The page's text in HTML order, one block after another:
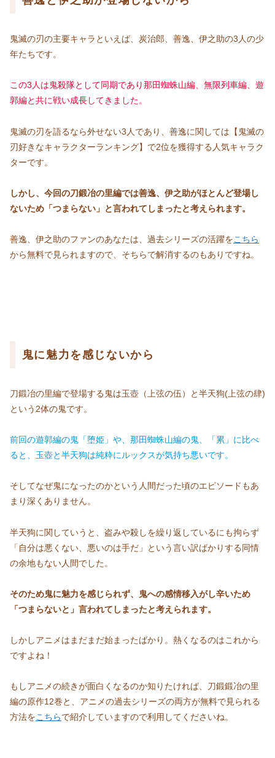
鬼滅の刃の主要キャラといえば、炭治郎、善逸、伊之助の3人の少
年たちです。
この3人は鬼殺隊として同期であり那田蜘蛛山編、無限列車編、遊
郭編と共に戦い成長してきました。
鬼滅の刃を語るなら外せない3人であり、善逸に関しては【鬼滅の
刃好きなキャラクターランキング】で2位を獲得する人気キャラク
ターです。
しかし、今回の刀鍛冶の里編では善逸、伊之助がほとんど登場し
ないため「つまらない」と言われてしまったと考えられます。
善逸、伊之助のファンのあなたは、過去シリーズの活躍をこちら
から無料で見られますので、そちらで解消するのもありですね。
鬼に魅力を感じないから
刀鍛冶の里編で登場する鬼は玉壺（上弦の伍）と半天狗(上弦の肆)
という2体の鬼です。
前回の遊郭編の鬼「堕姫」や、那田蜘蛛山編の鬼、「累」に比べ
ると、玉壺と半天狗は純粋にルックスが気持ち悪いです。
そしてなぜ鬼になったのかという人間だった頃のエピソードもあ
まり深くありません。
半天狗に関していうと、盗みや殺しを繰り返しているにも拘らず
「自分は悪くない、悪いのは手だ」という言い訳ばかりする同情
の余地もない人間でした。
そのため鬼に魅力を感じられず、鬼への感情移入がし辛いため
「つまらないと」言われてしまったと考えられます。
しかしアニメはまだまだ始まったばかり。熱くなるのはこれから
ですよね！
もしアニメの続きが面白くなるのか知りたければ、刀鍛鍛冶の里
編の原作12巻と、アニメの過去シリーズの両方が無料で見られる
方法をこちらで紹介していますので利用してくださいね。